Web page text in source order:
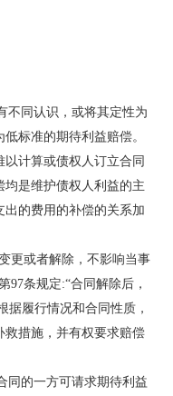
不同认识，或将其定性为
标准的期待利益赔偿。
计算或债权人订立合同
均是维护债权人利益的主
的费用的补偿的关系加
更或者解除，不影响当事
97条规定:“合同解除后，
据履行情况和合同性质，
救措施，并有权要求赔偿
同的一方可请求期待利益